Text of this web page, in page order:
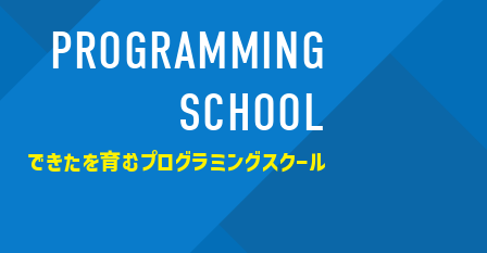
PROGRAMMING
SCHOOL
できたを育むプログラミングスクール